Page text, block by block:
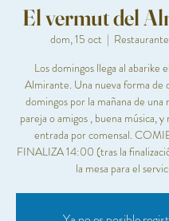
El vermut del
dom, 15 oct
  |
Los domingos llega al abarike
Almirante. Una nueva forma de
domingos por la mañana de
pareja o amigos , buena música, y
entrada por comensal.
FINALIZA 14:00 (tras la
la mesa para el